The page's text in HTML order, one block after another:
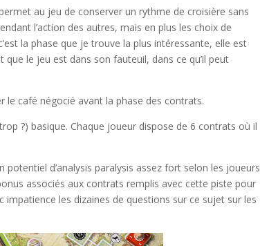
au jeu de conserver un rythme de croisière sans
l’action des autres, mais en plus les choix de
la phase que je trouve la plus intéressante, elle est
le jeu est dans son fauteuil, dans ce qu’il peut
le café négocié avant la phase des contrats.
?) basique. Chaque joueur dispose de 6 contrats où il
d’analysis paralysis assez fort selon les joueurs
associés aux contrats remplis avec cette piste pour
les dizaines de questions sur ce sujet sur les